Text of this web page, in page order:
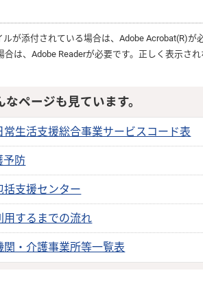
が添付されている場合は、 Adobe Acrobat(R)が
は、 Adobe Readerが必要です。正しく表示さ
ページも見ています。
常生活支援総合事業サービスコード表
予防
括支援センター
用するまでの流れ
関・介護事業所等一覧表